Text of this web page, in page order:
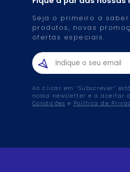
Seja o primeiro a
produtos, novas
ofertas especiais.
Ao clicar em “Subscrever”
nossa newsletter e a aceitar
Condições e Política de